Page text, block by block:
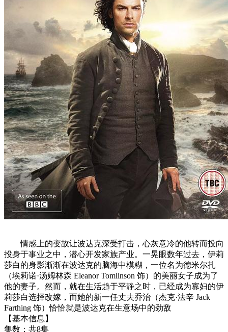
情感上的变故让波达克深受打击，心灰意冷的他转而投向
投身于事业之中，潜心开发家族产业。一晃眼数年过去，伊莉
莎白的身影渐渐在波达克的脑海中模糊，一位名为德米尔扎
（埃莉诺·汤姆林森 Eleanor Tomlinson 饰）的美丽女子成为了
他的妻子。然而，就在生活趋于平静之时，已经成为寡妇的伊
莉莎白选择改嫁，而她的新一任丈夫乔治（杰克·法辛 Jack
Farthing 饰）恰恰就是波达克在生意场中的劲敌
【基本信息】
集数：共8集